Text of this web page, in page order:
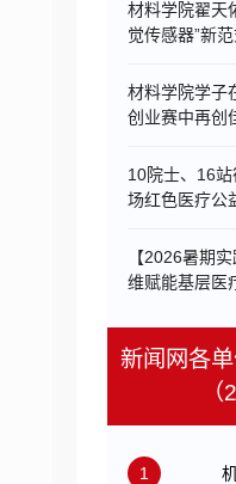
材料学院翟天
觉传感器”新
材料学院学子
创业赛中再创
10院士、16
场红色医疗公
【2026暑期
维赋能基层医
新闻网各
1